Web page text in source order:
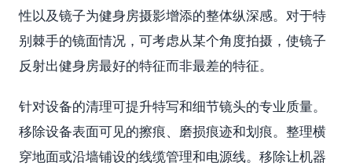
性以及镜子为健身房摄影增添的整体纵深感。对于特
别棘手的镜面情况，可考虑从某个角度拍摄，使镜子
反射出健身房最好的特征而非最差的特征。
针对设备的清理可提升特写和细节镜头的专业质量。
移除设备表面可见的擦痕、磨损痕迹和划痕。整理横
穿地面或沿墙铺设的线缆管理和电源线。移除让机器